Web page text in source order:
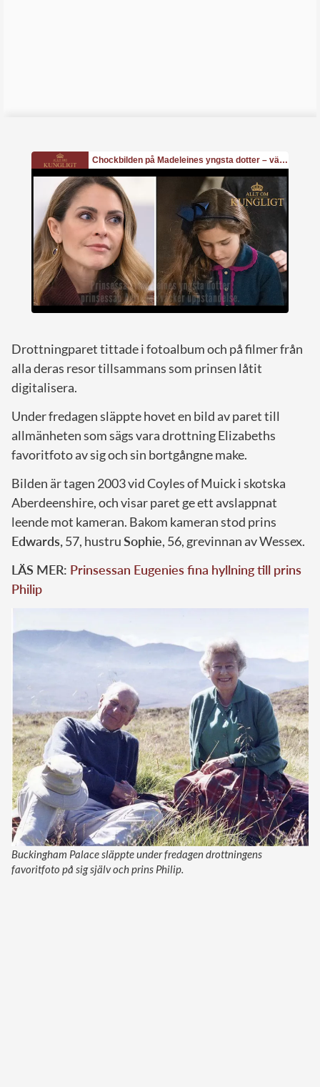
Drottningparet tittade i fotoalbum och på filmer från
alla deras resor tillsammans som prinsen låtit
digitalisera.
Under fredagen släppte hovet en bild av paret till
allmänheten som sägs vara drottning Elizabeths
favoritfoto av sig och sin bortgångne make.
Bilden är tagen 2003 vid Coyles of Muick i skotska
Aberdeenshire, och visar paret ge ett avslappnat
leende mot kameran. Bakom kameran stod prins
Edwards, 57, hustruSophie, 56, grevinnan av Wessex.
LÄS MER: Prinsessan Eugenies fina hyllning till prins
Philip
Buckingham Palace släppte under fredagen drottningens
favoritfoto på sig själv och prins Philip.